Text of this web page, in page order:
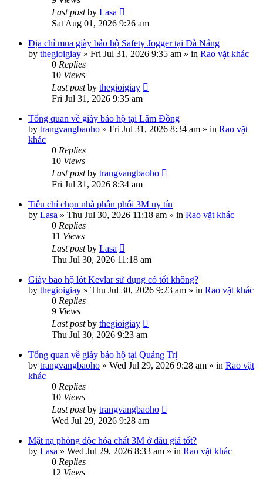
Last postby Lasa
Sat Aug 01, 2026 9:26 am
Địa chỉ mua giày bảo hộ Safety Jogger tại Đà Nẵng
by thegioigiay » Fri Jul 31, 2026 9:35 am » in Rao vặt khác
0 Replies
10 Views
Last postby thegioigiay
Fri Jul 31, 2026 9:35 am
Tổng quan về giày bảo hộ tại Lâm Đồng
by trangvangbaoho » Fri Jul 31, 2026 8:34 am » in Rao vặt
khác
0 Replies
10 Views
Last postby trangvangbaoho
Fri Jul 31, 2026 8:34 am
Tiêu chí chọn nhà phân phối 3M uy tín
by Lasa » Thu Jul 30, 2026 11:18 am » in Rao vặt khác
0 Replies
11 Views
Last postby Lasa
Thu Jul 30, 2026 11:18 am
Giày bảo hộ lót Kevlar sử dụng có tốt không?
by thegioigiay » Thu Jul 30, 2026 9:23 am » in Rao vặt khác
0 Replies
9 Views
Last postby thegioigiay
Thu Jul 30, 2026 9:23 am
Tổng quan về giày bảo hộ tại Quảng Trị
by trangvangbaoho » Wed Jul 29, 2026 9:28 am » in Rao vặt
khác
0 Replies
10 Views
Last postby trangvangbaoho
Wed Jul 29, 2026 9:28 am
Mặt nạ phòng độc hóa chất 3M ở đâu giá tốt?
by Lasa » Wed Jul 29, 2026 8:33 am » in Rao vặt khác
0 Replies
12 Views